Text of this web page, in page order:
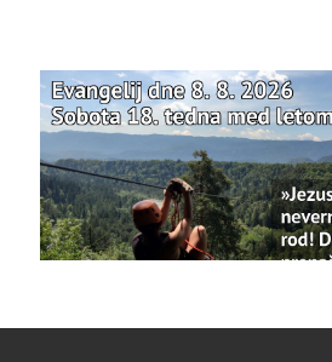
Photo
View on Facebook · Share
Bazilika Matere
status.
1 years ago
When this happens, it's usually